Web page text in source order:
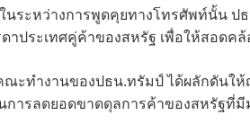
ในระหว่างการพูดคุยทางโทรศัพท์นั้น
ประเทศคู่ค้าของสหรัฐ เพื่อให้สอดคล้
ณะทำงานของปธน.ทรัมป์ ได้ผลักดันใ
การลดยอดขาดดุลการค้าของสหรัฐที่